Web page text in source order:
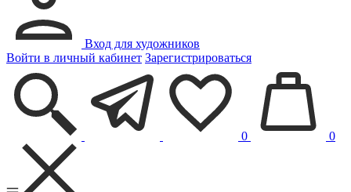
Вход для художников
Войти в личный кабинет Зарегистрироваться
0 0